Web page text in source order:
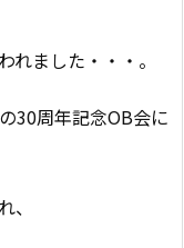
れました・・・。
30周年記念OB会に